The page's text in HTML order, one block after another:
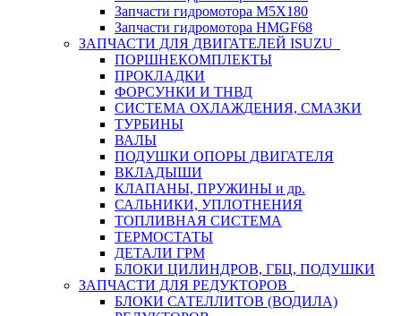
Запчасти гидромотора M5X180
Запчасти гидромотора HMGF68
ЗАПЧАСТИ ДЛЯ ДВИГАТЕЛЕЙ ISUZU
ПОРШНЕКОМПЛЕКТЫ
ПРОКЛАДКИ
ФОРСУНКИ И ТНВД
СИСТЕМА ОХЛАЖДЕНИЯ, СМАЗКИ
ТУРБИНЫ
ВАЛЫ
ПОДУШКИ ОПОРЫ ДВИГАТЕЛЯ
ВКЛАДЫШИ
КЛАПАНЫ, ПРУЖИНЫ и др.
САЛЬНИКИ, УПЛОТНЕНИЯ
ТОПЛИВНАЯ СИСТЕМА
ТЕРМОСТАТЫ
ДЕТАЛИ ГРМ
БЛОКИ ЦИЛИНДРОВ, ГБЦ, ПОДУШКИ
ЗАПЧАСТИ ДЛЯ РЕДУКТОРОВ
БЛОКИ САТЕЛЛИТОВ (ВОДИЛА)